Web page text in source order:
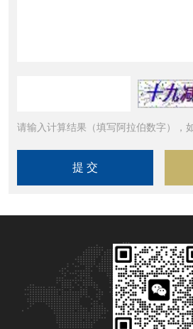
请输入计算结果（填写阿拉伯数字），